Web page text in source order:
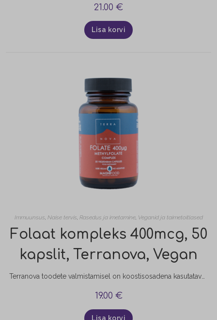
21.00 €
Lisa korvi
Immuunsus, Naise tervis, Rasedus ja imetamine, Veganid ja taimetoitlased
Folaat kompleks 400mcg, 50
kapslit, Terranova, Vegan
Terranova toodete valmistamisel on koostisosadena kasutatavad taimed kuivatatud külmkuivatamismeetodil, mis aitab säilita nende algse biokeemilise koostise. Taimede külmkuivatamine suurendab ka toitainete suuremat biokättesaadavust. Folaat aitab vähendada väsimust ja kurnatust, osaleb rakujagunemise protsessis ja aitab kaasa paljudele muudele funktsioonidele. Folaat aitab kaasa ka kudede kasvule naise organismis raseduse ajal. Raseduse planeerimisel ja rasedatel soovitatakse tarbida 400mcg foolhapet päevas.
19.00 €
Lisa korvi